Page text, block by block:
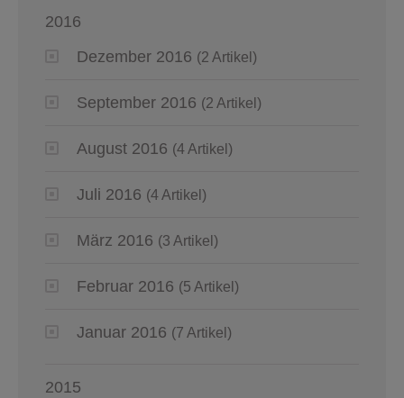
2016
Dezember 2016 (2 Artikel)
September 2016 (2 Artikel)
August 2016 (4 Artikel)
Juli 2016 (4 Artikel)
März 2016 (3 Artikel)
Februar 2016 (5 Artikel)
Januar 2016 (7 Artikel)
2015